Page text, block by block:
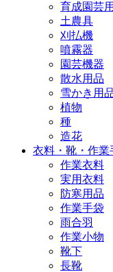
育成園芸
土農具
刈払機
噴霧器
園芸機器
散水用品
雪かき用
植物
種
造花
衣料・靴・作業
作業衣料
実用衣料
防寒用品
作業手袋
雨合羽
作業小物
靴下
長靴